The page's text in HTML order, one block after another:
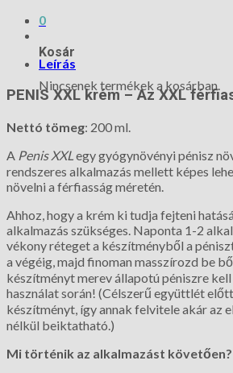
0
Kosár
Nincsenek termékek a kosárban.
Leírás
PENIS XXL krém – Az XXL
Nettó tömeg: 200 ml.
A Penis XXL egy gyógynövényi pénisz
rendszeres alkalmazás mellett képes
növelni a férfiasság méretén.
Ahhoz, hogy a krém ki tudja fejteni
alkalmazás szükséges. Naponta 1-2
vékony réteget a készítményből a
a végéig, majd finoman masszírozd be
készítményt merev állapotú péniszre
használat során! (Célszerű együttlét
készítményt, így annak felvitele akár az
nélkül beiktatható.)
Mi történik az alkalmazást követően?